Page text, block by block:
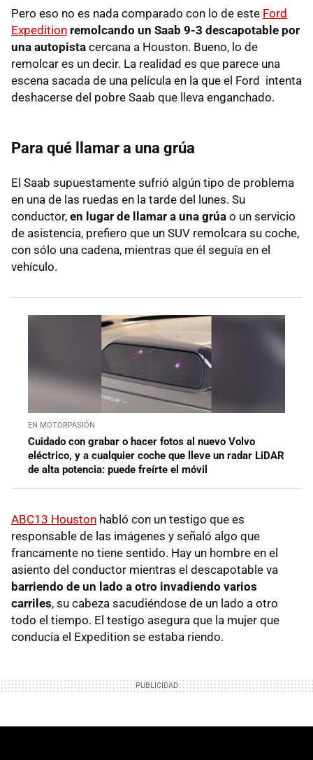
Pero eso no es nada comparado con lo de este Ford
Expedition remolcando un Saab 9-3 descapotable por
una autopista cercana a Houston. Bueno, lo de
remolcar es un decir. La realidad es que parece una
escena sacada de una película en la que el Ford intenta
deshacerse del pobre Saab que lleva enganchado.
Para qué llamar a una grúa
El Saab supuestamente sufrió algún tipo de problema
en una de las ruedas en la tarde del lunes. Su
conductor, en lugar de llamar a una grúa o un servicio
de asistencia, prefiero que un SUV remolcara su coche,
con sólo una cadena, mientras que él seguía en el
vehículo.
EN MOTORPASIÓN
Cuidado con grabar o hacer fotos al nuevo Volvo
eléctrico, y a cualquier coche que lleve un radar LiDAR
de alta potencia: puede freírte el móvil
ABC13 Houston habló con un testigo que es
responsable de las imágenes y señaló algo que
francamente no tiene sentido. Hay un hombre en el
asiento del conductor mientras el descapotable va
barriendo de un lado a otro invadiendo varios
carriles, su cabeza sacudiéndose de un lado a otro
todo el tiempo. El testigo asegura que la mujer que
conducía el Expedition se estaba riendo.